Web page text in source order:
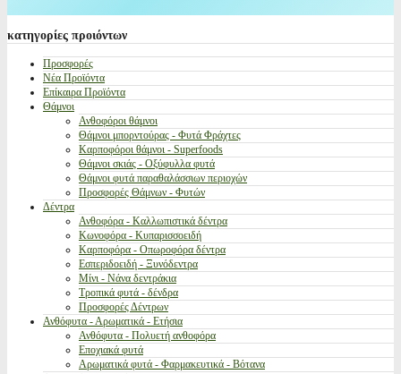
κατηγορίες προιόντων
Προσφορές
Νέα Προϊόντα
Επίκαιρα Προϊόντα
Θάμνοι
Ανθοφόροι θάμνοι
Θάμνοι μπορντούρας - Φυτά Φράχτες
Καρποφόροι θάμνοι - Superfoods
Θάμνοι σκιάς - Οξύφυλλα φυτά
Θάμνοι φυτά παραθαλάσσιων περιοχών
Προσφορές Θάμνων - Φυτών
Δέντρα
Ανθοφόρα - Καλλωπιστικά δέντρα
Κωνοφόρα - Κυπαρισσοειδή
Καρποφόρα - Οπωροφόρα δέντρα
Εσπεριδοειδή - Ξυνόδεντρα
Μίνι - Νάνα δεντράκια
Τροπικά φυτά - δένδρα
Προσφορές Δέντρων
Ανθόφυτα - Αρωματικά - Ετήσια
Ανθόφυτα - Πολυετή ανθοφόρα
Εποχιακά φυτά
Αρωματικά φυτά - Φαρμακευτικά - Βότανα